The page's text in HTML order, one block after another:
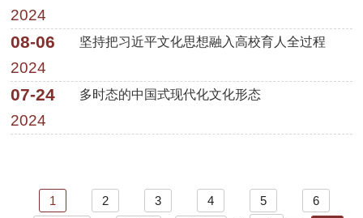
2024
08-06
2024
坚持把习近平文化思想融入高校育人全过程
07-24
2024
多时态的中国式现代化文化形态
1 2 3 4 5
6